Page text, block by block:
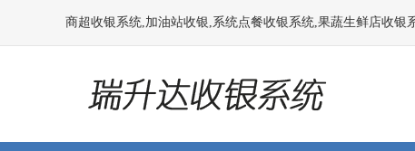
商超收银系统,加油站收银,系统点餐收银系统,果蔬生鲜店收银